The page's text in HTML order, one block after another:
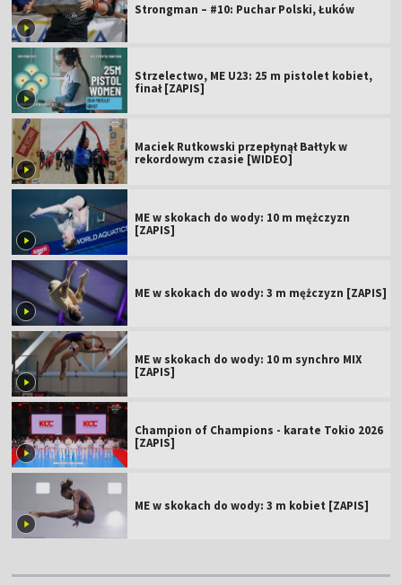
Strongman – #10: Puchar Polski, Łuków
Strzelectwo, ME U23: 25 m pistolet kobiet,
finał [ZAPIS]
Maciek Rutkowski przepłynął Bałtyk w
rekordowym czasie [WIDEO]
ME w skokach do wody: 10 m mężczyzn
[ZAPIS]
ME w skokach do wody: 3 m mężczyzn [ZAPIS]
ME w skokach do wody: 10 m synchro MIX
[ZAPIS]
Champion of Champions - karate Tokio 2026
[ZAPIS]
ME w skokach do wody: 3 m kobiet [ZAPIS]